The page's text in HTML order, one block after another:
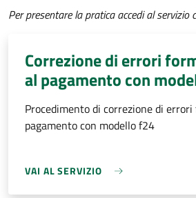
Per presentare la pratica accedi al servizio
Correzione di errori
al pagamento con
Procedimento di correzione di
pagamento con modello f24
VAI AL SERVIZIO